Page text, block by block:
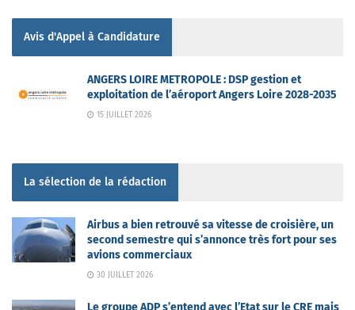
Avis d'Appel à Candidature
ANGERS LOIRE METROPOLE : DSP gestion et
exploitation de l’aéroport Angers Loire 2028-2035
15 JUILLET 2026
La sélection de la rédaction
Airbus a bien retrouvé sa vitesse de croisière, un
second semestre qui s’annonce très fort pour ses
avions commerciaux
30 JUILLET 2026
Le groupe ADP s’entend avec l’Etat sur le CRE mais